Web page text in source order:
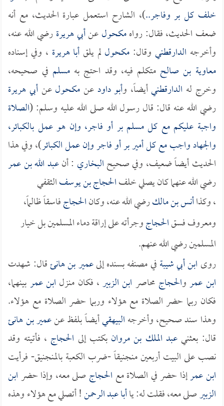
خلف كل بر وفاجر..)، الشارح استعمل عبارة الحديث، مع أنه
ضعف الحديث، فقال: رواهمكحولعنأبي هريرةرضي الله عنه،
وأخرجه الدارقطني وقال: مكحول لم يلق أبا هريرة ، وفي إسناده
معاوية بن صالح متكلم فيه، وقد احتج بهمسلم في صحيحه،
وخرج له الدارقطنيأيضاً، وأبو داودعن مكحولعن أبي هريرة
رضي الله عنه قال: قال رسول الله صلى الله عليه وسلم: (الصلاة
واجبة عليكم مع كل مسلم بر أو فاجر، وإن هو عمل بالكبائر،
والجهاد واجب مع كل أمير بر أو فاجر وإن عمل الكبائر)، وفي هذا
الحديث أيضاً ضعيف، وفي صحيحالبخاري : أنعبد الله بن عمر
رضي الله عنهما كان يصلي خلفالحجاج بن يوسفالثقفي
، وكذاأنس بن مالكرضي الله عنه، وكانالحجاجفاسقاً ظالماً،
ومعروف فسقالحجاجوجرأته على إراقة دماء المسلمين بل خيار
المسلمين رضي الله عنهم.
روى ابن أبي شيبةفي مصنفه بسنده إلىعمير بن هانئقال: شهدت
ابن عمروالحجاج محاصر ابن الزبير، فكان منزل ابن عمربينهما،
فكان ربما حضر الصلاة مع هؤلاء وربما حضر الصلاة مع هؤلاء.
وهذا سند صحيح، وأخرجهالبيهقيأيضاً بلفظ عنعمير بن هانئ
قال: بعثنيعبد الملك بن مروان بكتب إلى الحجاج ، فأتيته وقد
نصب على البيت أربعين منجنيقاً -ضرب الكعبة بالمنجنيق- فرأيت
ابن عمرإذا حضر في الصلاة مع الحجاج صلى معه، وإذا حضرابن
الزبيرصلى معه، فقلت له: ياأبا عبد الرحمن! أتصلي مع هؤلاء وهذه